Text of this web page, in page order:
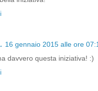
16 gennaio 2015 alle ore
davvero questa iniziativa! :)